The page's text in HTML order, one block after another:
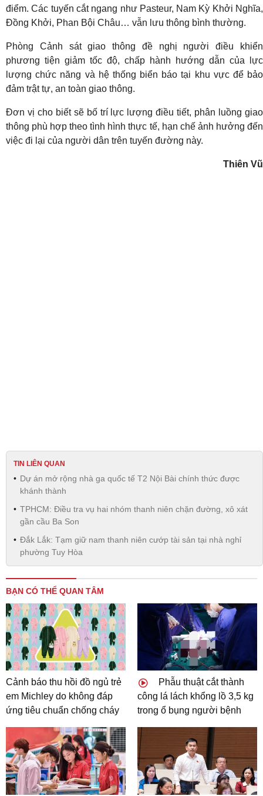
điểm. Các tuyến cắt ngang như Pasteur, Nam Kỳ Khởi Nghĩa,
Đồng Khởi, Phan Bội Châu… vẫn lưu thông bình thường.
Phòng Cảnh sát giao thông đề nghị người điều khiển
phương tiện giảm tốc độ, chấp hành hướng dẫn của lực
lượng chức năng và hệ thống biển báo tại khu vực để bảo
đảm trật tự, an toàn giao thông.
Đơn vị cho biết sẽ bố trí lực lượng điều tiết, phân luồng giao
thông phù hợp theo tình hình thực tế, hạn chế ảnh hưởng đến
việc đi lại của người dân trên tuyến đường này.
Thiên Vũ
TIN LIÊN QUAN
Dự án mở rộng nhà ga quốc tế T2 Nội Bài chính thức được
khánh thành
TPHCM: Điều tra vụ hai nhóm thanh niên chặn đường, xô xát
gần cầu Ba Son
Đắk Lắk: Tạm giữ nam thanh niên cướp tài sản tại nhà nghỉ
phường Tuy Hòa
BẠN CÓ THỂ QUAN TÂM
Cảnh báo thu hồi đồ ngủ trẻ
em Michley do không đáp
ứng tiêu chuẩn chống cháy
Phẫu thuật cắt thành
công lá lách khổng lồ 3,5 kg
trong ổ bụng người bệnh